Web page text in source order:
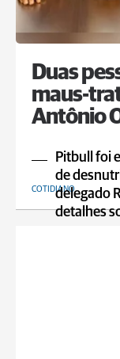
Duas
maus-
Antônio
Pitbull foi
de
delegado
detalhes
COTIDIANO